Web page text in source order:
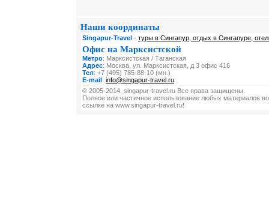
Наши координаты
Singapur-Travel - туры в Сингапур, отдых в Сингапуре,
Офис на Марксистской
Метро: Марксистская / Таганская
Адрес: Москва, ул. Марксистская, д 3 офис 416
Тел: +7 (495) 785-88-10 (мн.)
E-mail: info@singapur-travel.ru
© 2005-2014, singapur-travel.ru Все права защищены.
Полное или частичное использование любых материалов
ссылке на www.singapur-travel.ru!